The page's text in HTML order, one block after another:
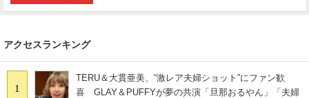
アクセスランキング
1
TERU＆大貫亜美、“激レア夫婦ショット”にファン歓
喜 GLAY＆PUFFYが夢の共演「旦那おるやん」「夫婦